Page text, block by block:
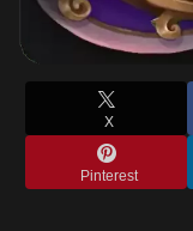
X
Pinterest